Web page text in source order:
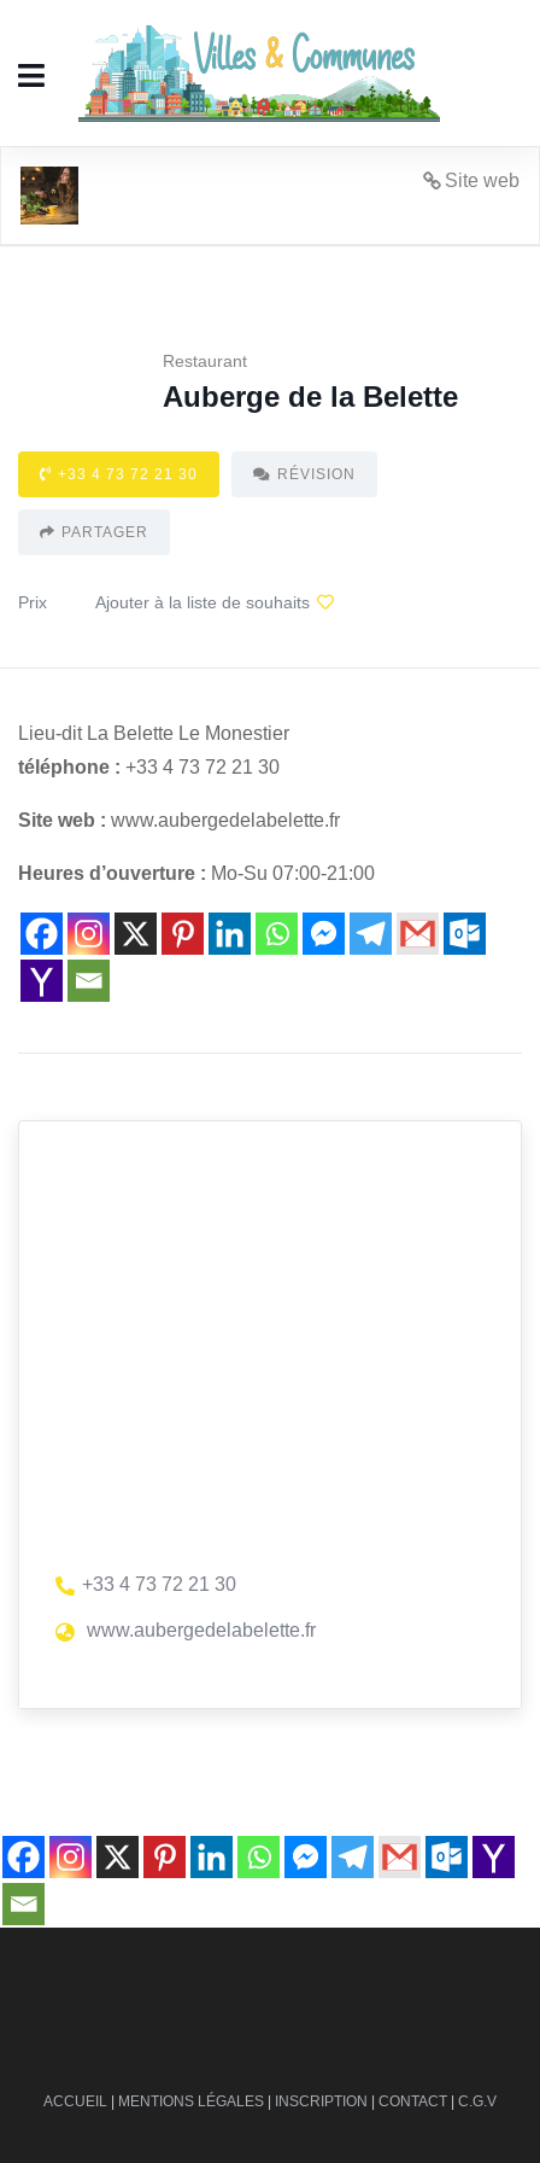
Site web
Restaurant
Auberge de la Belette
+33 4 73 72 21 30 RÉVISION
PARTAGER
Prix Ajouter à la liste de souhaits
Lieu-dit La Belette Le Monestier
téléphone : +33 4 73 72 21 30
Site web : www.aubergedelabelette.fr
Heures d’ouverture : Mo-Su 07:00-21:00
+33 4 73 72 21 30
www.aubergedelabelette.fr
ACCUEIL | MENTIONS LÉGALES | INSCRIPTION | CONTACT | C.G.V